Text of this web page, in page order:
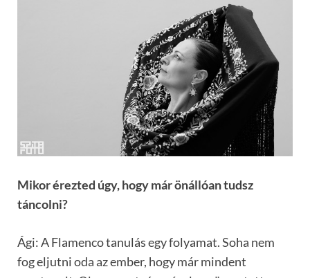
Mikor érezted úgy, hogy már önállóan tudsz
táncolni?
Ági: A Flamenco tanulás egy folyamat. Soha nem
fog eljutni oda az ember, hogy már mindent